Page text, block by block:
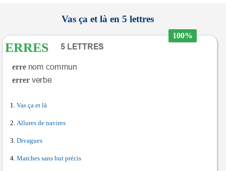
Vas ça et là en 5 lettres
100%
ERRES
erre
errer
Vas ça et là
Allures de navires
Divagues
Marches sans but précis